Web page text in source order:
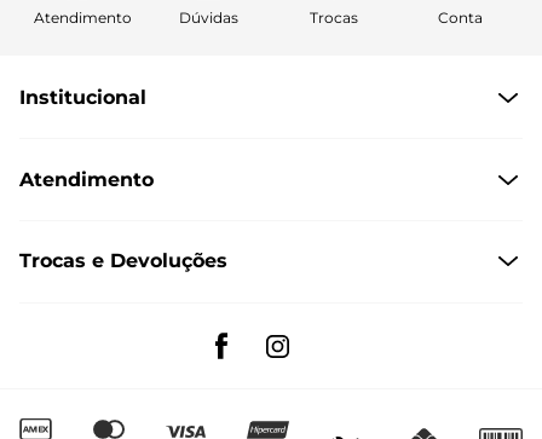
Atendimento Dúvidas Trocas Conta
Institucional
Políticas de Privacidade
Formas de Entrega
Regulamento de Promoções
Canal de Denúncias | Ética
Atendimento
Fale conosco pelo WhatsApp
Trocas e Devoluções